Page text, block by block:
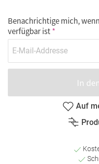
Benachrichtige mich,
verfügbar ist
In
Auf